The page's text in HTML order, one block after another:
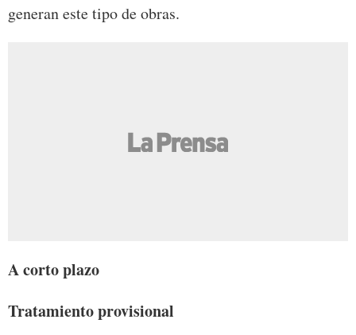
generan este tipo de obras.
A corto plazo
Tratamiento provisional